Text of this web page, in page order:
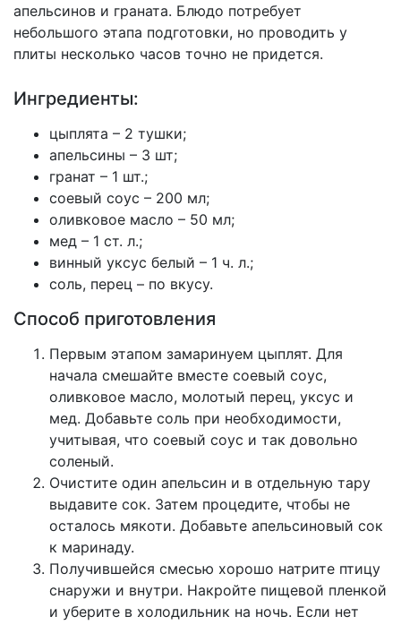
апельсинов и граната. Блюдо потребует
небольшого этапа подготовки, но проводить у
плиты несколько часов точно не придется.
Ингредиенты:
цыплята – 2 тушки;
апельсины – 3 шт;
гранат – 1 шт.;
соевый соус – 200 мл;
оливковое масло – 50 мл;
мед – 1 ст. л.;
винный уксус белый – 1 ч. л.;
соль, перец – по вкусу.
Способ приготовления
Первым этапом замаринуем цыплят. Для
начала смешайте вместе соевый соус,
оливковое масло, молотый перец, уксус и
мед. Добавьте соль при необходимости,
учитывая, что соевый соус и так довольно
соленый.
Очистите один апельсин и в отдельную тару
выдавите сок. Затем процедите, чтобы не
осталось мякоти. Добавьте апельсиновый сок
к маринаду.
Получившейся смесью хорошо натрите птицу
снаружи и внутри. Накройте пищевой пленкой
и уберите в холодильник на ночь. Если нет